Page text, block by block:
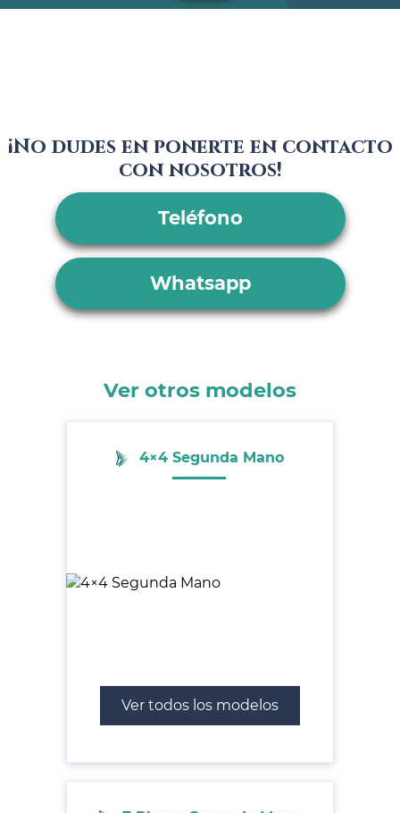
¡No dudes en ponerte en contacto
con nosotros!
Teléfono
Whatsapp
Ver otros modelos
4×4 Segunda Mano
Ver todos los modelos